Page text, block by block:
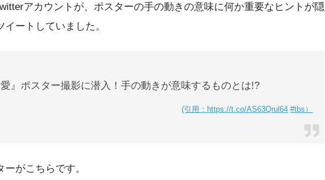
アカウントが、ポスターの手の動きの意味に何か重要なヒントが隠
ートしていました。
』ポスター撮影に潜入！手の動きが意味するものとは!?
(引用：https://t.co/AS63Qrul64 #tbs）
がこちらです。